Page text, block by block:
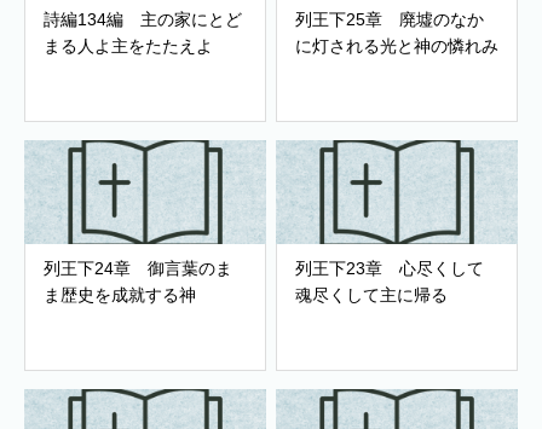
詩編134編 主の家にとど
まる人よ主をたたえよ
列王下25章 廃墟のなか
に灯される光と神の憐れみ
列王下24章 御言葉のま
ま歴史を成就する神
列王下23章 心尽くして
魂尽くして主に帰る